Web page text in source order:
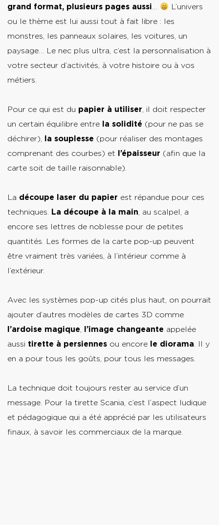
grand format, plusieurs pages aussi…
L’univers
ou le thème est lui aussi tout à fait libre : les
monstres, les panneaux solaires, les voitures, un
paysage… Le nec plus ultra, c’est la personnalisation à
votre secteur d’activités, à votre histoire ou à vos
métiers.
Pour ce qui est du papier à utiliser, il doit respecter
un certain équilibre entre la solidité (pour ne pas se
déchirer),
la souplesse (pour réaliser des montages
comprenant des courbes) et l’épaisseur (afin que la
carte soit de taille raisonnable).
La découpe laser du papier est répandue pour ces
techniques. La découpe à la main, au scalpel, a
encore ses lettres de noblesse pour de petites
quantités. Les formes de la carte pop-up peuvent
être vraiment très variées, à l’intérieur comme à
l’extérieur.
Avec les systèmes pop-up cités plus haut, on pourrait
ajouter d’autres modèles de cartes 3D comme
l’ardoise magique, l’image changeante appelée
aussi tirette à persiennes ou encore le diorama. Il y
en a pour tous les goûts, pour tous les messages.
La technique doit toujours rester au service d’un
message. Pour la tirette Scania, c’est l’aspect ludique
et pédagogique qui a été apprécié par les utilisateurs
finaux, à savoir les commerciaux de la marque.